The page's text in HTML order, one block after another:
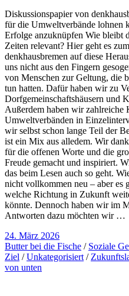
Diskussionspapier von
für die Umweltverbände lohnen
Erfolge anzuknüpfen Wie bleibt
Zeiten relevant? Hier geht es
denkhausbremen auf diese
uns nicht aus den Fingern
von Menschen zur Geltung, die
tun hatten. Dafür haben wir zu
Dorfgemeinschaftshäusern und
Außerdem haben wir zahlreiche
Umweltverbänden in
wir selbst schon lange Teil der
ist ein Mix aus alledem. Wir
für die offenen Worte und die
Freude gemacht und inspiriert.
das beim Lesen auch so geht.
nicht vollkommen neu – aber es
welche Richtung in Zukunft
könnte. Dennoch haben wir im
Antworten dazu möchten wir …
24. März 2026
Butter bei die Fische / Soziale
Ziel /Unkategorisiert /
von unten